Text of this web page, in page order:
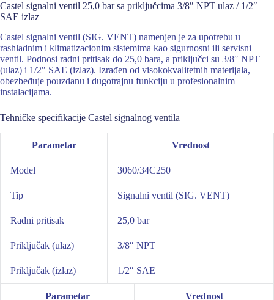
Castel signalni ventil 25,0 bar sa priključcima 3/8″ NPT ulaz / 1/2″
SAE izlaz
Castel signalni ventil (SIG. VENT) namenjen je za upotrebu u
rashladnim i klimatizacionim sistemima kao sigurnosni ili servisni
ventil. Podnosi radni pritisak do 25,0 bara, a priključci su 3/8″ NPT
(ulaz) i 1/2″ SAE (izlaz). Izrađen od visokokvalitetnih materijala,
obezbeđuje pouzdanu i dugotrajnu funkciju u profesionalnim
instalacijama.
Tehničke specifikacije Castel signalnog ventila
Parametar Vrednost
Model 3060/34C250
Tip Signalni ventil (SIG. VENT)
Radni pritisak 25,0 bar
Priključak (ulaz) 3/8″ NPT
Priključak (izlaz) 1/2″ SAE
Parametar Vrednost